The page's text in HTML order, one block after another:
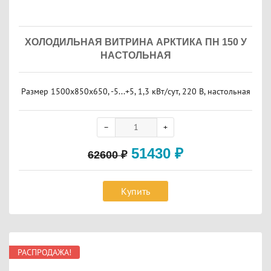
ХОЛОДИЛЬНАЯ ВИТРИНА АРКТИКА ПН 150 У
НАСТОЛЬНАЯ
Размер 1500x850x650, -5...+5, 1,3 кВт/сут, 220 В, настольная
62600₽ 51430 ₽
Купить
РАСПРОДАЖА!